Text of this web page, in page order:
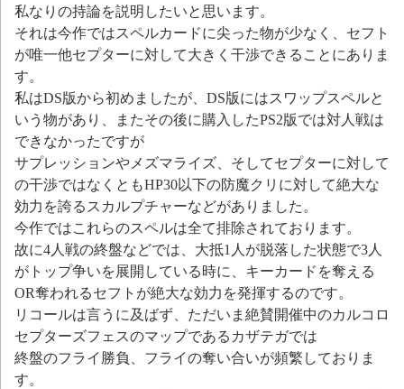
私なりの持論を説明したいと思います。
それは今作ではスペルカードに尖った物が少なく、セフト
が唯一他セプターに対して大きく干渉できることにありま
す。
私はDS版から初めましたが、DS版にはスワップスペルと
いう物があり、またその後に購入したPS2版では対人戦は
できなかったですが
サプレッションやメズマライズ、そしてセプターに対して
の干渉ではなくともHP30以下の防魔クリに対して絶大な
効力を誇るスカルプチャーなどがありました。
今作ではこれらのスペルは全て排除されております。
故に4人戦の終盤などでは、大抵1人が脱落した状態で3人
がトップ争いを展開している時に、キーカードを奪える
OR奪われるセフトが絶大な効力を発揮するのです。
リコールは言うに及ばず、ただいま絶賛開催中のカルコロ
セプターズフェスのマップであるカザテガでは
終盤のフライ勝負、フライの奪い合いが頻繁しておりま
す。